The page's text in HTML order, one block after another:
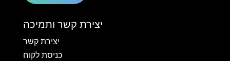
יצירת קשר ותמיכה
יצירת קשר
כניסת לקוח